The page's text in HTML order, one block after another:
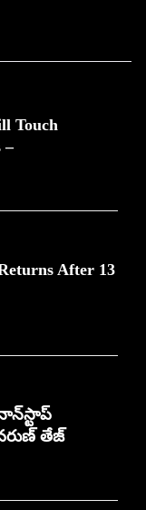
Touch
–
After 13
తేజ్